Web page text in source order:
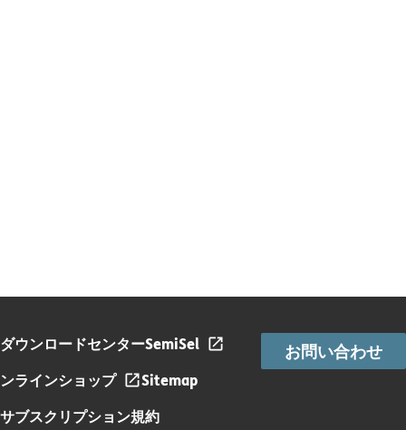
ダウンロードセンターSemiSel
ンラインショップ
Sitemap
サブスクリプション規約
お問い合わせ